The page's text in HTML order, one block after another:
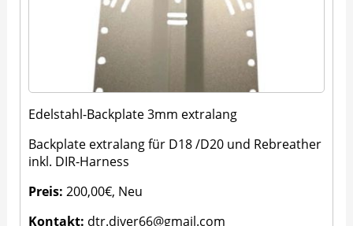
Edelstahl-Backplate 3mm extralang
Backplate extralang für D18 /D20 und Rebreather
inkl. DIR-Harness
Preis: 200,00€, Neu
Kontakt: dtr.diver66@gmail.com